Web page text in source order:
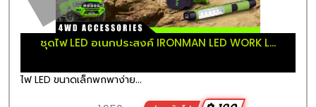
ชุดไฟ LED อเนกประสงค์ IRONMAN LED WORK L...
ไฟ LED ขนาดเล็กพกพาง่าย...